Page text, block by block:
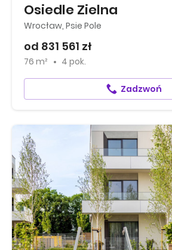
Osiedle Zielna
Wrocław, Psie Pole
od 831 561 zł
76 m² 4 pok.
Zadzwoń